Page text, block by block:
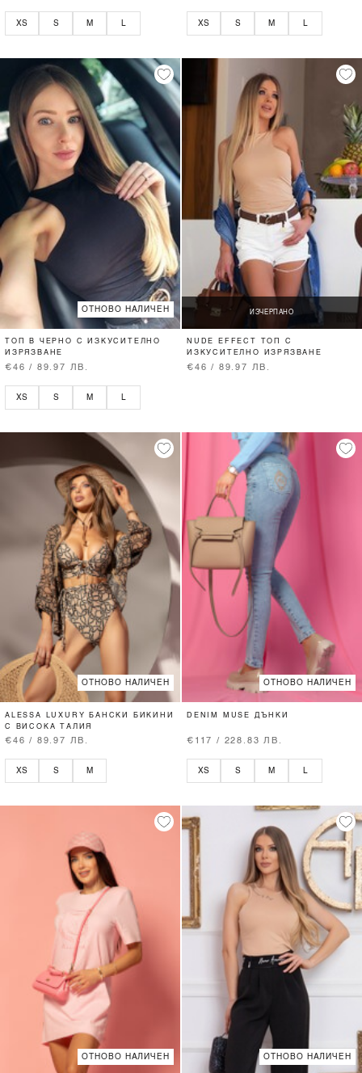
XS S M L XS S M L
ОТНОВО НАЛИЧЕН
ТОП В ЧЕРНО С ИЗКУСИТЕЛНО
ИЗРЯЗВАНЕ
€46 / 89.97 ЛВ.
XS S M
ИЗЧЕРПАНО
NUDE EFFECT ТОП С
ИЗКУСИТЕЛНО ИЗРЯЗВАНЕ
€46 / 89.97 ЛВ.
ОТНОВО НАЛИЧЕН
ALESSA LUXURY БАНСКИ БИКИНИ
С ВИСОКА ТАЛИЯ
€46 / 89.97 ЛВ.
XS S M
ОТНОВО НАЛИЧЕН
DENIM MUSE ДЪНКИ
€117 / 228.83 ЛВ.
XS S M L
ОТНОВО НАЛИЧЕН ОТНОВО НАЛИЧЕН